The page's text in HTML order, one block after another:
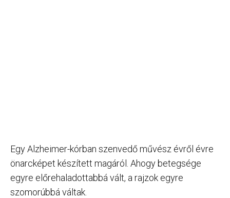
Egy Alzheimer-kórban szenvedő művész évről évre
önarcképet készített magáról. Ahogy betegsége
egyre előrehaladottabbá vált, a rajzok egyre
szomorúbbá váltak.